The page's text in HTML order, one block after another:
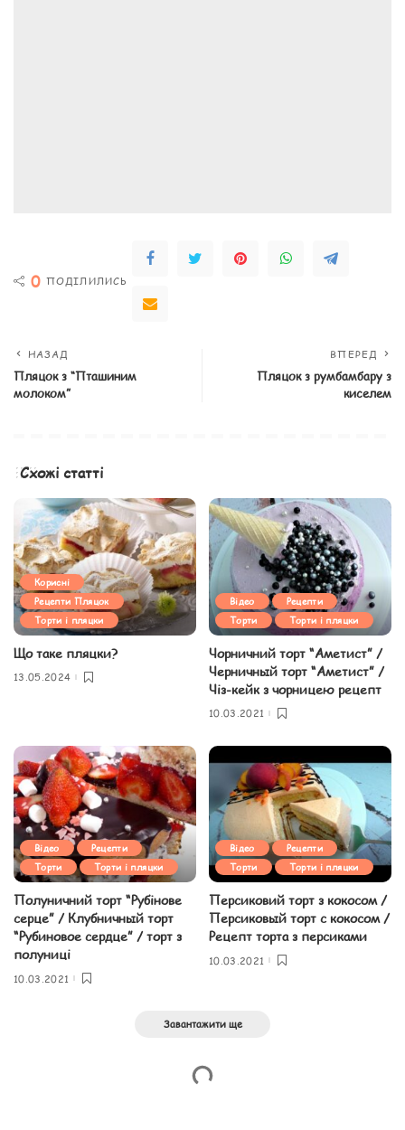
0 ПОДІЛИЛИСЬ
НАЗАД
Пляцок з “Пташиним
молоком”
ВПЕРЕД
Пляцок з румбамбару з
киселем
Схожі статті
Корисні
Рецепти Пляцок
Торти і пляцки
Що таке пляцки?
13.05.2024
Відео
Рецепти
Торти
Торти і пляцки
Чорничний торт “Аметист” /
Черничный торт “Аметист” /
Чіз-кейк з чорницею рецепт
10.03.2021
Відео
Рецепти
Торти
Торти і пляцки
Полуничний торт “Рубінове
серце” / Клубничный торт
“Рубиновое сердце” / торт з
полуниці
10.03.2021
Відео
Рецепти
Торти
Торти і пляцки
Персиковий торт з кокосом /
Персиковый торт с кокосом /
Рецепт торта з персиками
10.03.2021
Завантажити ще